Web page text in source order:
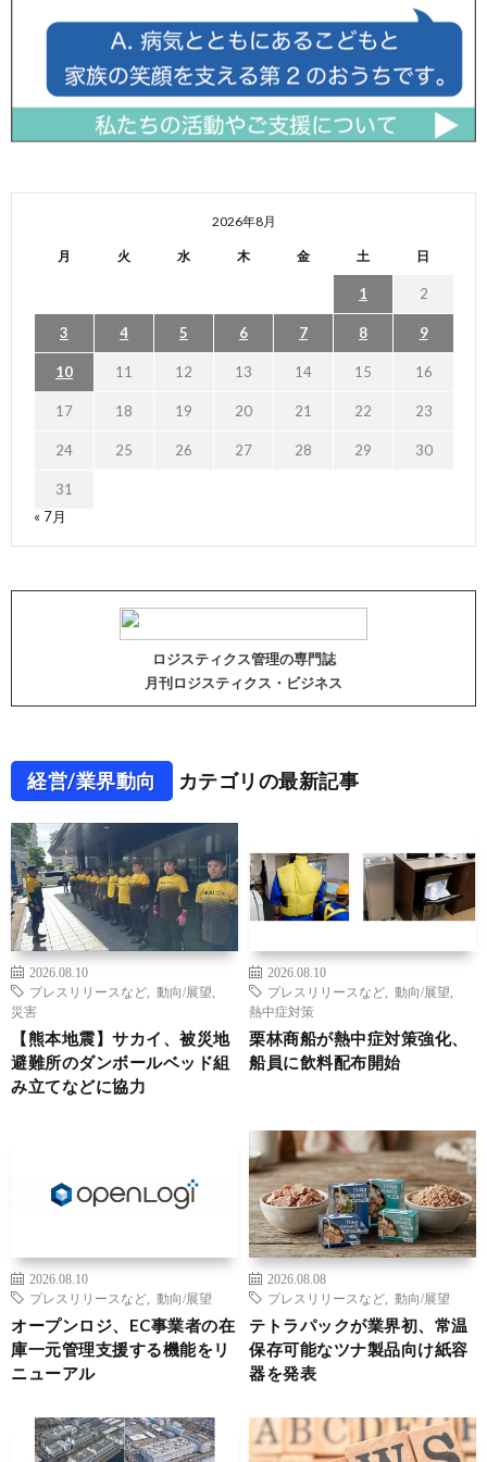
2026年8月
月 火 水 木 金 土 日
1 2
3 4 5 6 7 8 9
10 11 12 13 14 15 16
17 18 19 20 21 22 23
24 25 26 27 28 29 30
31
« 7月
ロジスティクス管理の専門誌
月刊ロジスティクス・ビジネス
経営/業界動向 カテゴリの最新記事
2026.08.10
プレスリリースなど
動向/展望
災害
【熊本地震】サカイ、被災地
避難所のダンボールベッド組
み立てなどに協力
2026.08.10
プレスリリースなど
動向/展望
熱中症対策
栗林商船が熱中症対策強化、
船員に飲料配布開始
2026.08.10
プレスリリースなど
動向/展望
オープンロジ、EC事業者の在
庫一元管理支援する機能をリ
ニューアル
2026.08.08
プレスリリースなど
動向/展望
テトラパックが業界初、常温
保存可能なツナ製品向け紙容
器を発表